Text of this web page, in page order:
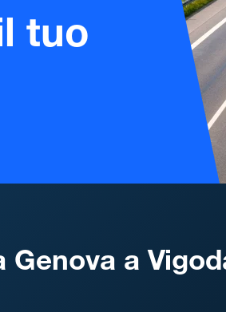
tuo
Genova a